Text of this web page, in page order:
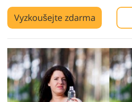
Vyzkoušejte zdarma